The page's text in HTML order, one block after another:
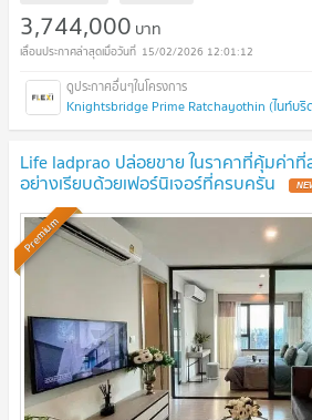
3,744,000 บาท
15/02/2026 12:01:12
Knightsbridge Prime Ratchayothin (ไนท์บริ
Life ladprao ปล่อยขาย ในราคาที่คุ้มค่า
อย่างเรียบด้วยเฟอร์นิเจอร์ที่ครบครัน
Premium